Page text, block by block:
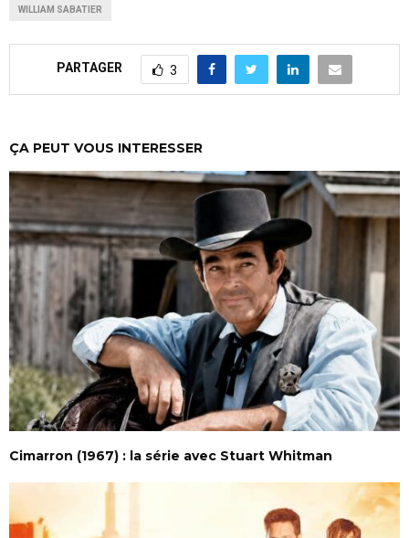
WILLIAM SABATIER
PARTAGER 3
ÇA PEUT VOUS INTERESSER
Cimarron (1967) : la série avec Stuart Whitman